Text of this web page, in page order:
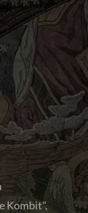
Kombit",